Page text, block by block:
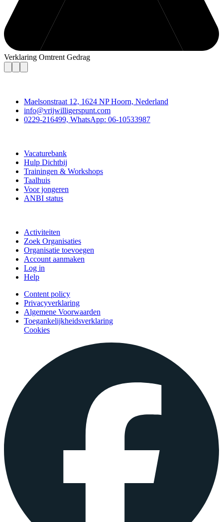
Verklaring Omtrent Gedrag
Maelsonstraat 12, 1624 NP Hoorn, Nederland
info@vrijwilligerspunt.com
0229-216499, WhatsApp: 06-10533987
Vacaturebank
Hulp Dichtbij
Trainingen & Workshops
Taalhuis
Voor jongeren
ANBI status
Activiteiten
Zoek Organisaties
Organisatie toevoegen
Account aanmaken
Log in
Help
Content policy
Privacyverklaring
Algemene Voorwaarden
Toegankelijkheidsverklaring
Cookies